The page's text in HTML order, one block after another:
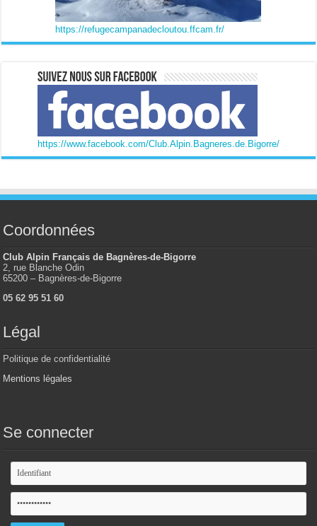
https://refugecampanadecloutou.ffcam.fr/
https://www.facebook.com/Club.Alpin.Bagneres.de.Bigorre/
Coordonnées
Club Alpin Français de Bagnères-de-Bigorre
2, rue Blanche Odin
65200 – Bagnères-de-Bigorre
05 62 95 51 60
Légal
Politique de confidentialité
Mentions légales
Se connecter